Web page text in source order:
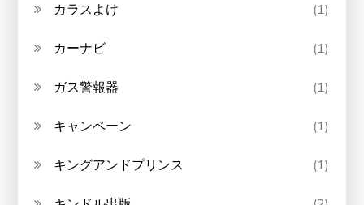
カラスよけ (1)
カーナビ (1)
ガス警報器 (1)
キャンペーン (1)
キングアンドプリンス (1)